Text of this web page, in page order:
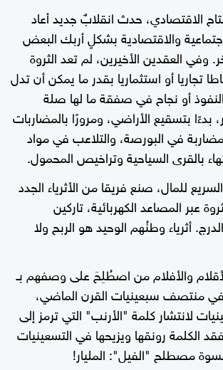
الاقتصادي، حدث انقلابٌ جديد أعاد
والاقتصادية بشكلٍ أربك البعض
وفي العقدين الأخيرين، لم تعد الثروة
تجاريا أو استثماريا بقدر ما يمكن أن تدل
النفوذ أو نجاح في صفقة ما لها صلة
بدءًا بتسقيع الأراضي، ومرورًا بالمضاربات
في البورصة، والتلاعب في مواد
بالقرى السياحية وتراخيص المحمول.
للمال، صنع فريقا من الأثرياء الجدد
عبر المصاعد الكهربائية، تاركين
أثرياء وطنُهم الوحيد هو الربح ولا
والأفلام من اصطُلِحَ على وصفهم بـ
منتصف سبعينيات القرن الماضي،
لانتشار كلمة "الأرنب" التي ترمز إلى
الكلمة رونقها ويزيحها في التسعينيات
مصطلح "الفيل": المليار!